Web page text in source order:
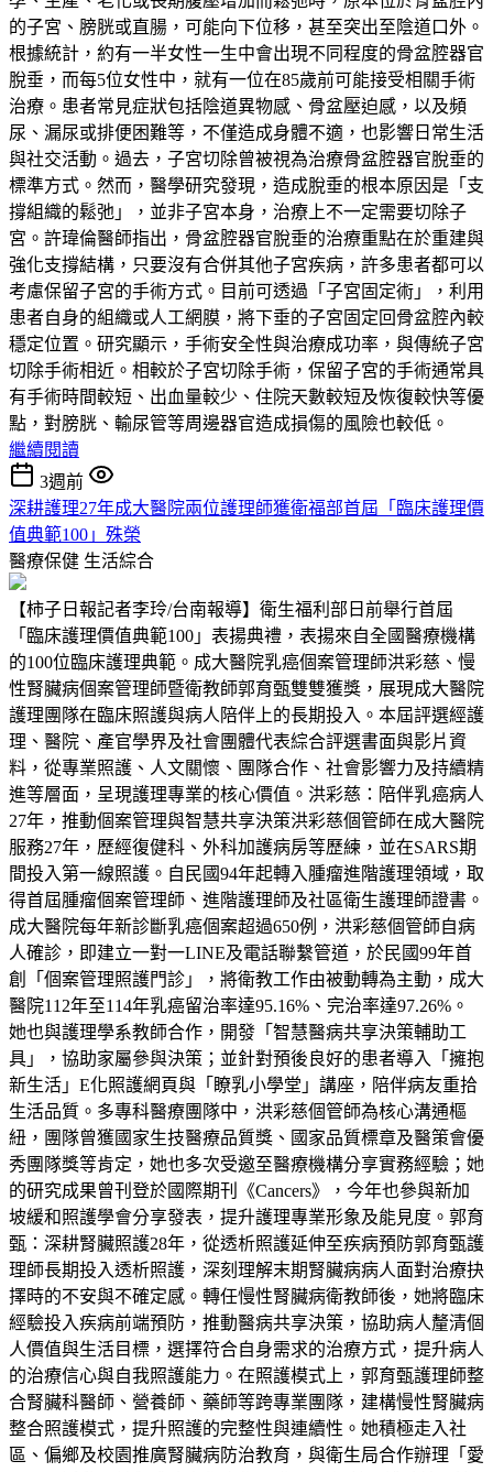
的子宮、膀胱或直腸，可能向下位移，甚至突出至陰道口外。
根據統計，約有一半女性一生中會出現不同程度的骨盆腔器官
脫垂，而每5位女性中，就有一位在85歲前可能接受相關手術
治療。患者常見症狀包括陰道異物感、骨盆壓迫感，以及頻
尿、漏尿或排便困難等，不僅造成身體不適，也影響日常生活
與社交活動。過去，子宮切除曾被視為治療骨盆腔器官脫垂的
標準方式。然而，醫學研究發現，造成脫垂的根本原因是「支
撐組織的鬆弛」，並非子宮本身，治療上不一定需要切除子
宮。許瑋倫醫師指出，骨盆腔器官脫垂的治療重點在於重建與
強化支撐結構，只要沒有合併其他子宮疾病，許多患者都可以
考慮保留子宮的手術方式。目前可透過「子宮固定術」，利用
患者自身的組織或人工網膜，將下垂的子宮固定回骨盆腔內較
穩定位置。研究顯示，手術安全性與治療成功率，與傳統子宮
切除手術相近。相較於子宮切除手術，保留子宮的手術通常具
有手術時間較短、出血量較少、住院天數較短及恢復較快等優
點，對膀胱、輸尿管等周邊器官造成損傷的風險也較低。
繼續閱讀
3週前
深耕護理27年成大醫院兩位護理師獲衛福部首屆「臨床護理價
值典範100」殊榮
醫療保健 生活綜合
【柿子日報記者李玲/台南報導】衛生福利部日前舉行首屆
「臨床護理價值典範100」表揚典禮，表揚來自全國醫療機構
的100位臨床護理典範。成大醫院乳癌個案管理師洪彩慈、慢
性腎臟病個案管理師暨衛教師郭育甄雙雙獲獎，展現成大醫院
護理團隊在臨床照護與病人陪伴上的長期投入。本屆評選經護
理、醫院、產官學界及社會團體代表綜合評選書面與影片資
料，從專業照護、人文關懷、團隊合作、社會影響力及持續精
進等層面，呈現護理專業的核心價值。洪彩慈：陪伴乳癌病人
27年，推動個案管理與智慧共享決策洪彩慈個管師在成大醫院
服務27年，歷經復健科、外科加護病房等歷練，並在SARS期
間投入第一線照護。自民國94年起轉入腫瘤進階護理領域，取
得首屆腫瘤個案管理師、進階護理師及社區衛生護理師證書。
成大醫院每年新診斷乳癌個案超過650例，洪彩慈個管師自病
人確診，即建立一對一LINE及電話聯繫管道，於民國99年首
創「個案管理照護門診」，將衛教工作由被動轉為主動，成大
醫院112年至114年乳癌留治率達95.16%、完治率達97.26%。
她也與護理學系教師合作，開發「智慧醫病共享決策輔助工
具」，協助家屬參與決策；並針對預後良好的患者導入「擁抱
新生活」E化照護網頁與「瞭乳小學堂」講座，陪伴病友重拾
生活品質。多專科醫療團隊中，洪彩慈個管師為核心溝通樞
紐，團隊曾獲國家生技醫療品質獎、國家品質標章及醫策會優
秀團隊獎等肯定，她也多次受邀至醫療機構分享實務經驗；她
的研究成果曾刊登於國際期刊《Cancers》，今年也參與新加
坡緩和照護學會分享發表，提升護理專業形象及能見度。郭育
甄：深耕腎臟照護28年，從透析照護延伸至疾病預防郭育甄護
理師長期投入透析照護，深刻理解末期腎臟病病人面對治療抉
擇時的不安與不確定感。轉任慢性腎臟病衛教師後，她將臨床
經驗投入疾病前端預防，推動醫病共享決策，協助病人釐清個
人價值與生活目標，選擇符合自身需求的治療方式，提升病人
的治療信心與自我照護能力。在照護模式上，郭育甄護理師整
合腎臟科醫師、營養師、藥師等跨專業團隊，建構慢性腎臟病
整合照護模式，提升照護的完整性與連續性。她積極走入社
區、偏鄉及校園推廣腎臟病防治教育，與衛生局合作辦理「愛